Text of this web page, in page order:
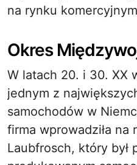
na rynku
Okres
W latach 20. i 30. XX
jednym z
samochodów w
firma wprowadziła na
Laubfrosch, który był